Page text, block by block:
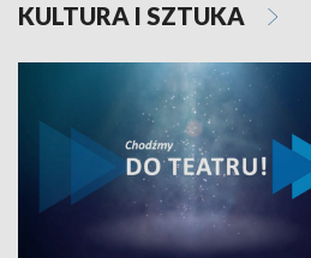
KULTURA I SZTUKA